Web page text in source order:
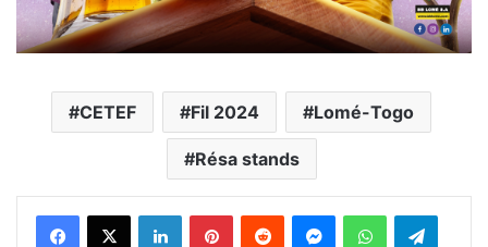
CETEF Fil 2024 Lomé-Togo
Résa stands
FacebookX Linkedin PinterestReddit MessengerWhatsAppTelegram